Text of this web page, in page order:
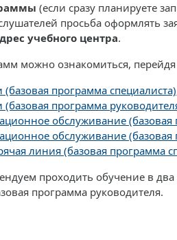
(если сразу планируете
просьба оформлять
учебного центра.
можно ознакомиться,
программа специалиста)
программа
обслуживание (базовая
обслуживание (базовая
линия (базовая программа
проходить обучение в
программа руководителя.